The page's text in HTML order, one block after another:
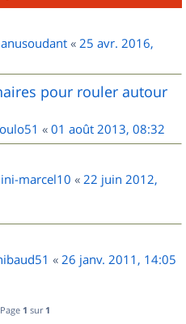
« 25 avr. 2016,
pour rouler autour
« 01 août 2013, 08:32
marcel10 « 22 juin 2012,
« 26 janv. 2011, 14:05
1 sur 1